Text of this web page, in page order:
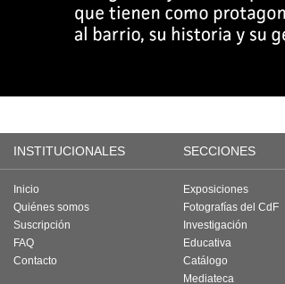
INSTITUCIONALES SECCIONES
Inicio
Quiénes somos
Suscripción
FAQ
Contacto
Exposiciones
Fotografías del CdF
Investigación
Educativa
Catálogo
Mediateca